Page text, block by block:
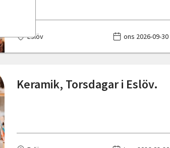
Eslöv ons 2026-09-30
Keramik, Torsdagar i Eslöv.